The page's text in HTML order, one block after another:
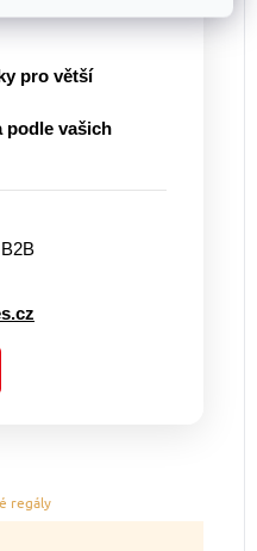
pro větší
podle vašich
regály